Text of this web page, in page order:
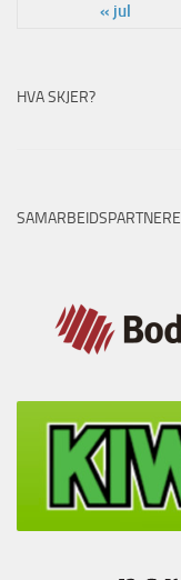
« jul
HVA SKJER?
SAMARBEIDSPARTNERE